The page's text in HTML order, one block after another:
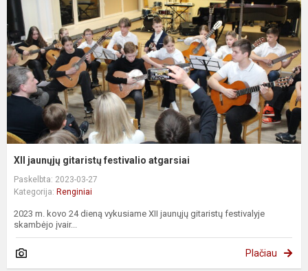
XII jaunųjų gitaristų festivalio atgarsiai
Paskelbta: 2023-03-27
Kategorija: Renginiai
2023 m. kovo 24 dieną vykusiame XII jaunųjų gitaristų festivalyje
skambėjo įvair...
Plačiau